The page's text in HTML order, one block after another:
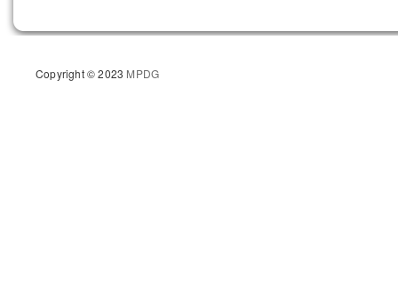
Copyright © 2023 MPDG